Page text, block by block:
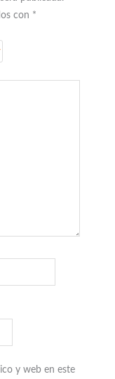
con *
y web en este